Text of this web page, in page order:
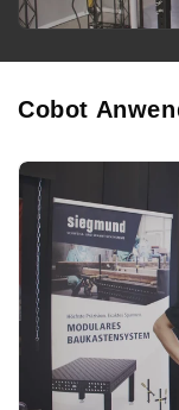
Cobot